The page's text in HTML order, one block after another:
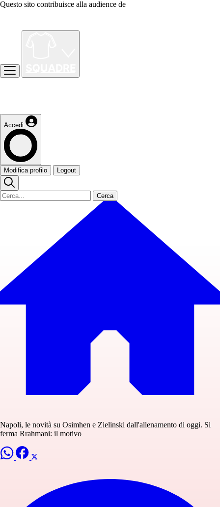
Questo sito contribuisce alla audience de
Accedi
Modifica profilo Logout
Cerca
Napoli, le novità su Osimhen e Zielinski dall'allenamento di oggi. Si
ferma Rrahmani: il motivo